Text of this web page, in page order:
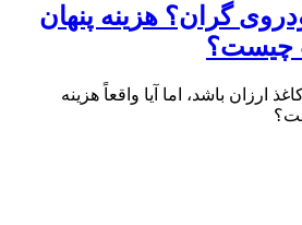
گران؟ هزینه پنهان
چیست؟
ارزان باشد، اما آیا واقعاً هزینه